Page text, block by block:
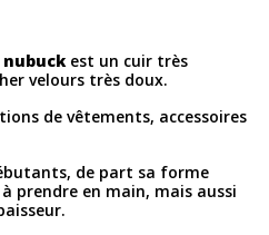
est un cuir très
velours très doux.
de vêtements, accessoires
de part sa forme
prendre en main, mais aussi